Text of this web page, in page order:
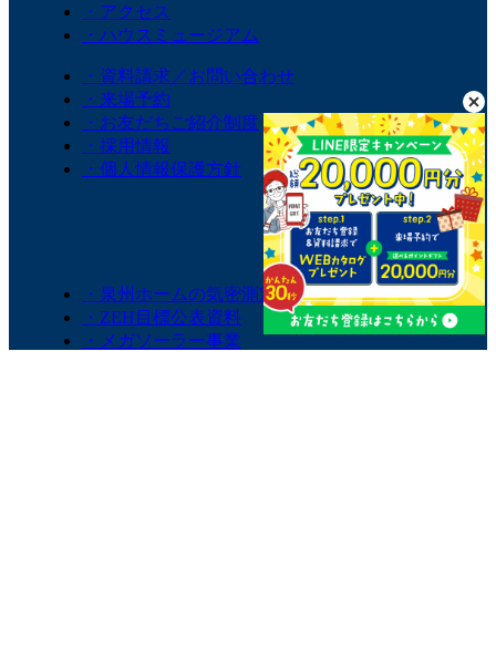
・アクセス
・ハウスミュージアム
・資料請求／お問い合わせ
・来場予約
・お友だちご紹介制度
・採用情報
・個人情報保護方針
・泉州ホームの気密測定
・ZEH目標公表資料
・メガソーラー事業